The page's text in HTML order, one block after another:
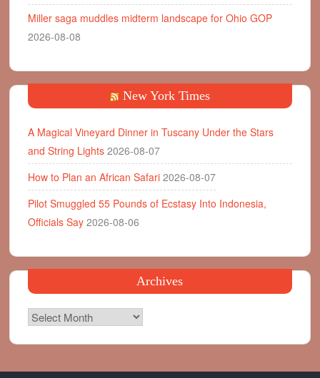
Miller saga muddles midterm landscape for Ohio GOP
2026-08-08
New York Times
A Magical Vineyard Dinner in Tuscany Under the Stars
and String Lights 2026-08-07
How to Plan an African Safari 2026-08-07
Pilot Smuggled 55 Pounds of Ecstasy Into Indonesia,
Officials Say 2026-08-06
Archives
Archives